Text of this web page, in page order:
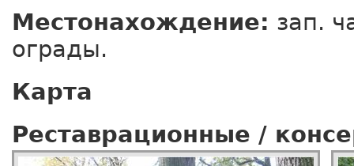
Местонахождение: зап.
ограды.
Карта
Реставрационные /